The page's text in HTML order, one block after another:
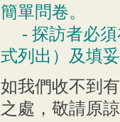
簡單問卷。
- 探訪者必須
式列出）及填
如我們收不到
之處，敬請原